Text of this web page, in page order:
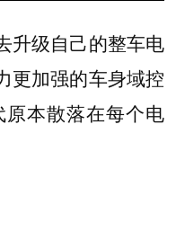
升级自己的整车电
更加强的车身域控
本散落在每个电